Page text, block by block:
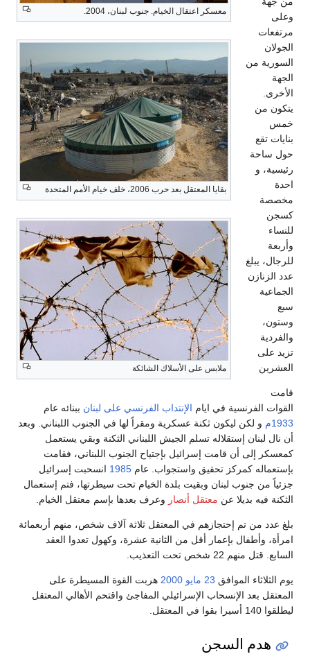
معسكر اعتقال الخيام. جنوب لبنان، 2004.
بقايا المعتقل بعد حرب 2006، خلف خيام الأمم المتحدة
ملابس على الأسلاك الشائكة
من
من
تقع
ساحة
و
يبلغ
الزنازن
على
الفرنسية في ايام الإنتداب الفرنسي على لبنان ببنائه عام
و لكن ليكون ثكنة عسكرية ومقراً لها في الجنوب اللبناني. وبعد
نال لبنان إستقلاله تسلم الجيش اللبناني الثكنة وبقي يستعمل
إلى أن قامت إسرائيل بإجتياح الجنوب اللبناني، فقامت
كمركز تحقيق واستجواب. عام
1985انسحبت إسرائيل
من جنوب لبنان وبقيت بلدة الخيام تحت سيطرتها، فتم إستعمال
فيه بديلا عن معتقل أنصاروعرف بعدها بإسم معتقل الخيام.
عدد من تم إحتجازهم في المعتقل ثلاثة آلاف شخص، منهم أربعمائة
وأطفال بإعمار أقل من الثانية عشرة، وكهول تعدوا العقد
قتل منهم 22 شخص تحت التعذيب.
الثلاثاء الموافق23 مايو 2000هربت القوة المسيطرة على
بعد الإنسحاب الإسرائيلي المفاجئ واقتحم الأهالي المعتقل
140 أسيرا بقوا في المعتقل.
هدم السجن